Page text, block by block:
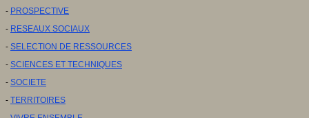
- PROSPECTIVE
- RESEAUX SOCIAUX
- SELECTION DE RESSOURCES
- SCIENCES ET TECHNIQUES
- SOCIETE
- TERRITOIRES